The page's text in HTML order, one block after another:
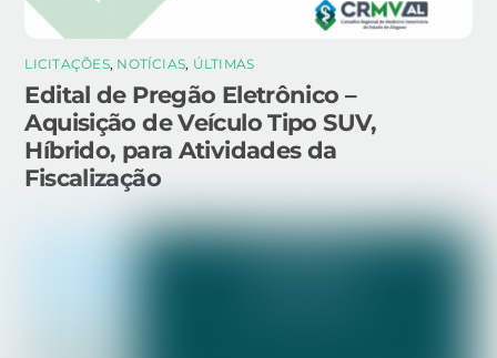
LICITAÇÕES, NOTÍCIAS, ÚLTIMAS
Edital de Pregão Eletrônico –
Aquisição de Veículo Tipo SUV,
Híbrido, para Atividades da
Fiscalização